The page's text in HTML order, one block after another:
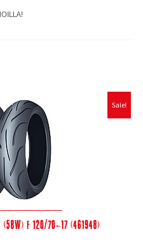
Sale!
F 120/70-17 (461948)